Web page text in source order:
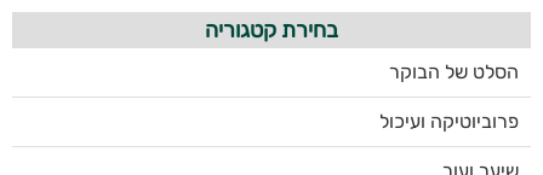
בחירת קטגוריה
הסלט של הבוקר
פרוביוטיקה ועיכול